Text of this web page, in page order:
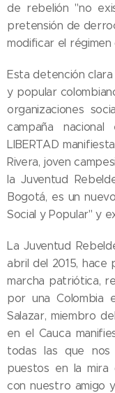
de rebelión "no
pretensión de
modificar el
Esta detención
y popular
organizaciones
campaña
LIBERTAD
Rivera, joven
la Juventud
Bogotá, es un
Social y Popular" y
La Juventud
abril del 2015, hace
marcha patriótica,
por una Colombia
Salazar, miembro
en el Cauca
todas las que nos
puestos en la mira
con nuestro amigo